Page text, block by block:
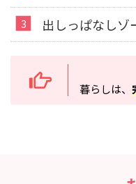
出しっぱなしゾ
暮らしは、